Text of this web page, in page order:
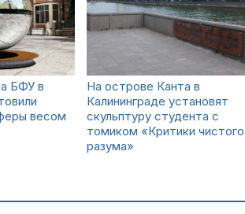
БФУ в
весом
На острове Канта в
Калининграде установят
скульптуру студента с
томиком «Критики чистого
разума»